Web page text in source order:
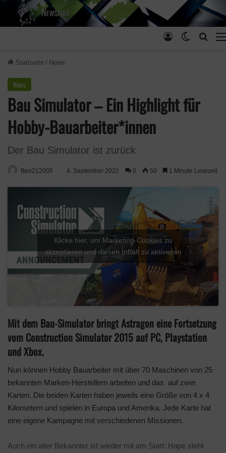
Skin
Anmelden
Startseite / News
News
Bau Simulator – Ein Highlight für
Hobby-Bauarbeiter*innen
Der Bau Simulator ist zurück
Ben212005 4. September 2022 0 50 1 Minute Lesezeit
Klicke hier, um Marketing-Cookies zu
akzeptieren und diesen Inhalt zu aktivieren
Mit dem Bau-Simulator bringt Astragon eine Fortsetzung
vom Construction Simulator 2015 auf PC, Playstation
und Xbox.
Nun können Hobby Bauarbeiter mit über 70 Maschinen von 25
bekannten Marken-Herstellern arbeiten und das auf zwei
Karten. Die beiden Karten haben jeweils eine Größe von 4 x 4
Kilometern und spielen in Europa und Amerika. Jede Karte hat
eine eigene Kampagne mit verschiedenen Missionen.
Auch ein alter Bekannter ist wieder mit am Start: Hape steht